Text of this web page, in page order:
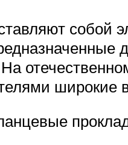
собой